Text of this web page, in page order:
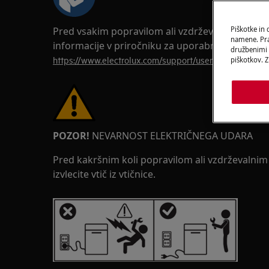
Pred vsakim popravilom ali vzdrževalnim
informacije v priročniku za uporabnika vašega
https://www.electrolux.com/support/user-manuals/
POZOR! NEVARNOST ELEKTRIČNEGA UDARA
Pred kakršnim koli popravilom ali
izvlecite vtič iz vtičnice.
Piškotke in
namene.
družbenimi
piškotkov.